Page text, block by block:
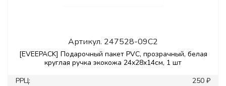
Артикул. 247528-09C2
[EVEEPACK] Подарочный пакет PVC, прозрачный, белая
круглая ручка экокожа 24x28x14см, 1 шт
РРЦ:
250 ₽